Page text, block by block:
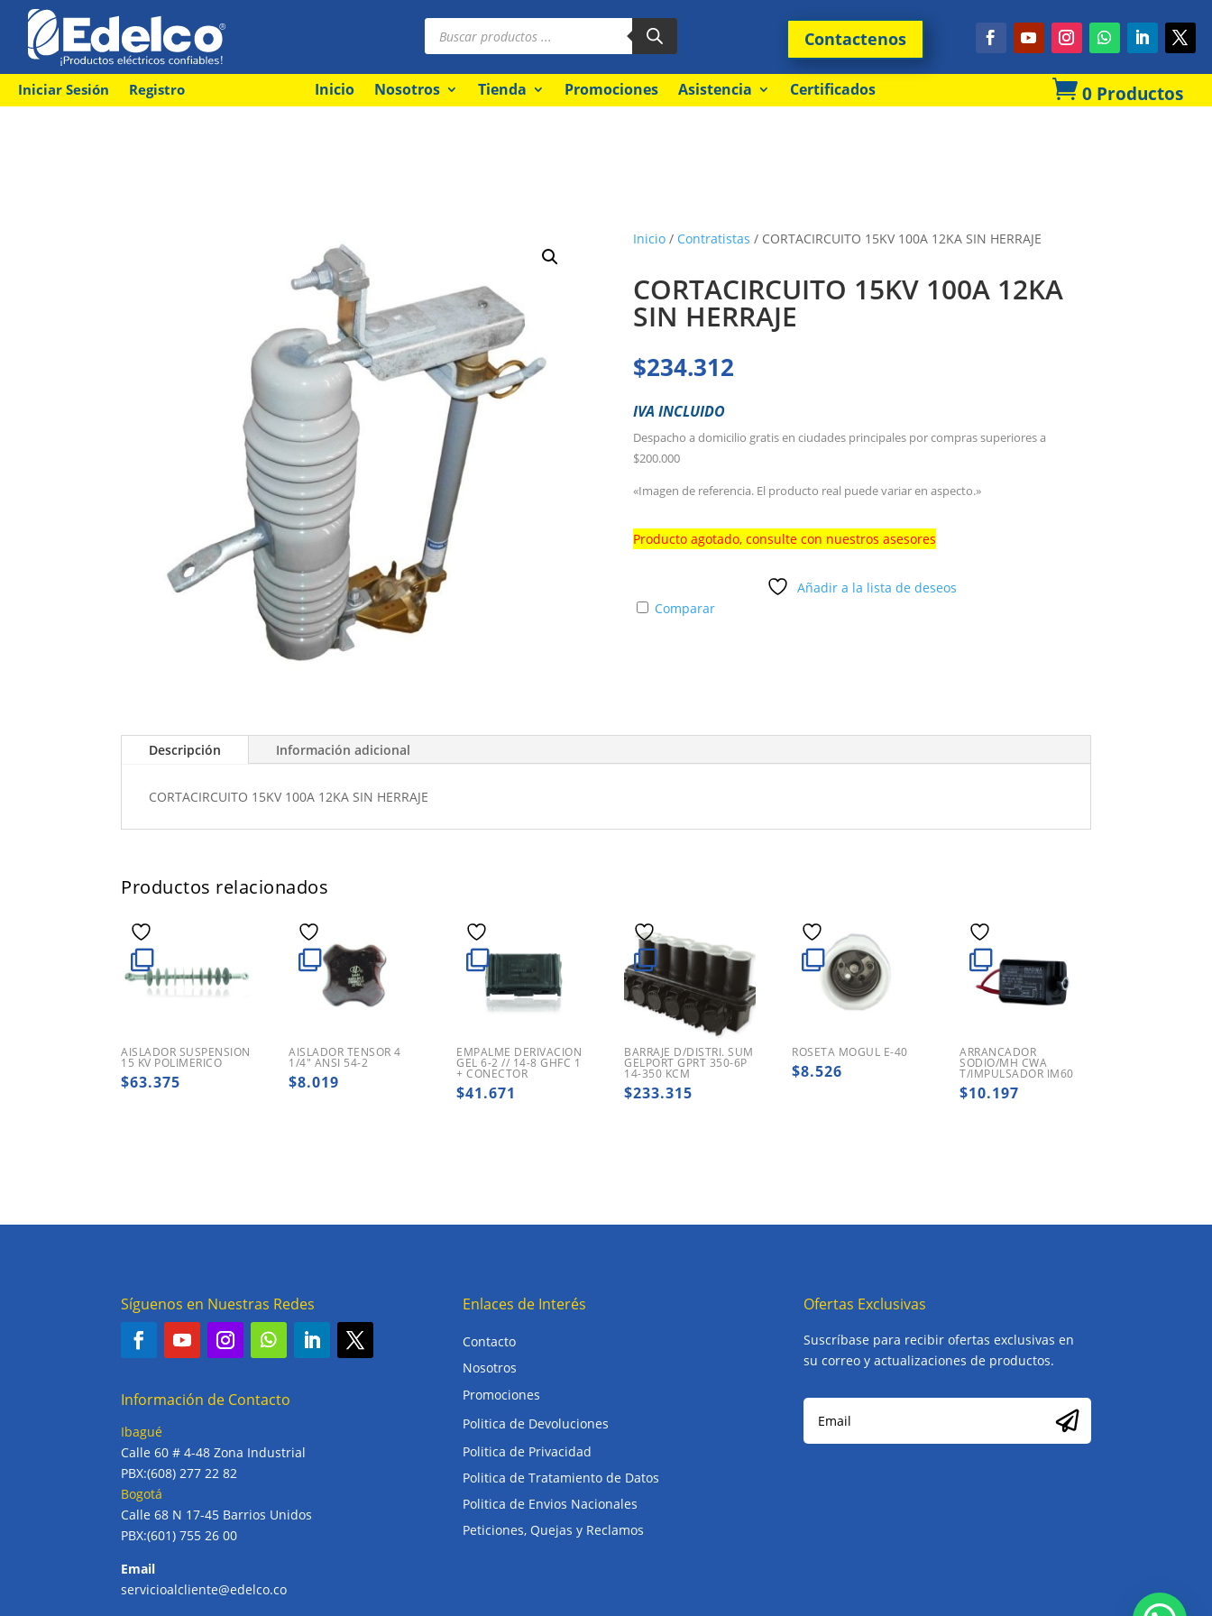
Búsqueda
productos Contactenos
Iniciar Sesión Registro Inicio Nosotros Tienda Promociones Asistencia Certificados  0 Productos
Inicio/ Contratistas / CORTACIRCUITO 15KV 100A 12KA SIN HERRAJE
CORTACIRCUITO 15KV 100A 12KA
SIN HERRAJE
$234.312
IVA INCLUIDO
Despacho a domicilio gratis en ciudades principales por compras superiores a
$200.000
«Imagen de referencia. El producto real puede variar en aspecto.»
Producto agotado, consulte con nuestros asesores
Añadir a la lista de deseos
Comparar
Descripción Información adicional
CORTACIRCUITO 15KV 100A 12KA SIN HERRAJE
Productos relacionados
AISLADOR SUSPENSION
15 KV POLIMERICO
$63.375
AISLADOR TENSOR 4
1/4″ ANSI 54-2
$8.019
EMPALME DERIVACION
GEL 6-2 // 14-8 GHFC 1
+ CONECTOR
$41.671
BARRAJE D/DISTRI. SUM
GELPORT GPRT 350-6P
14-350 KCM
$233.315
ROSETA MOGUL E-40
$8.526
ARRANCADOR
SODIO/MH CWA
T/IMPULSADOR IM60
$10.197
Síguenos en Nuestras Redes
Información de Contacto
Ibagué
Calle 60 # 4-48 Zona Industrial
PBX:(608) 277 22 82
Bogotá
Calle 68 N 17-45 Barrios Unidos
PBX:(601) 755 26 00
Email
servicioalcliente@edelco.co
Enlaces de Interés
Contacto
Nosotros
Promociones
Politica de Devoluciones
Politica de Privacidad
Politica de Tratamiento de Datos
Politica de Envios Nacionales
Peticiones, Quejas y Reclamos
Ofertas Exclusivas
Suscríbase para recibir ofertas exclusivas en
su correo y actualizaciones de productos.